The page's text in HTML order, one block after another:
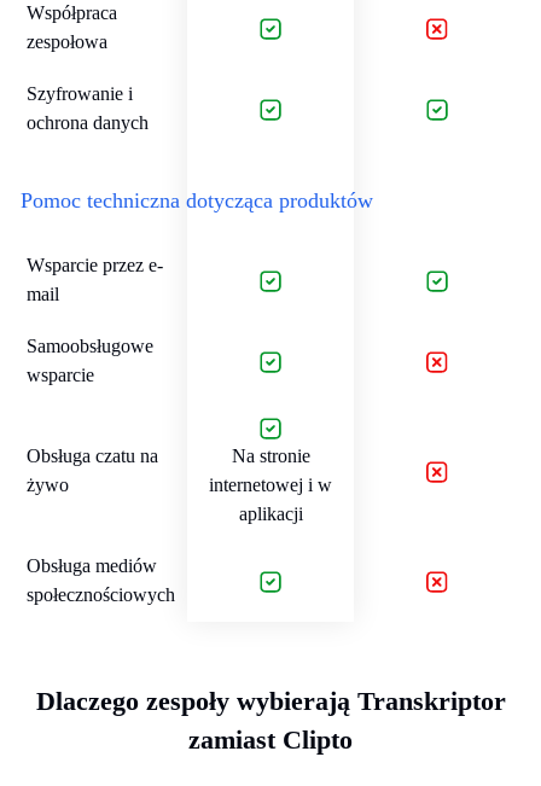
Współpraca
zespołowa
Szyfrowanie i
ochrona danych
Pomoc techniczna dotycząca produktów
Wsparcie przez e-
mail
Samoobsługowe
wsparcie
Obsługa czatu na
żywo
Na stronie
internetowej i w
aplikacji
Obsługa mediów
społecznościowych
Dlaczego zespoły wybierają Transkriptor
zamiast Clipto